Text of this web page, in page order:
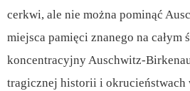
cerkwi, ale nie można pominąć
miejsca pamięci znanego na całym
koncentracyjny Auschwitz-
tragicznej historii i okrucieństwach